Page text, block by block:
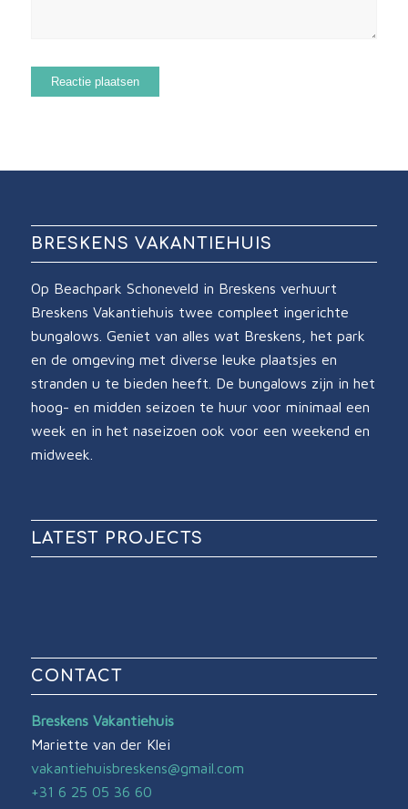
BRESKENS VAKANTIEHUIS
Op Beachpark Schoneveld in Breskens verhuurt
Breskens Vakantiehuis twee compleet ingerichte
bungalows. Geniet van alles wat Breskens, het park
en de omgeving met diverse leuke plaatsjes en
stranden u te bieden heeft. De bungalows zijn in het
hoog- en midden seizoen te huur voor minimaal een
week en in het naseizoen ook voor een weekend en
midweek.
LATEST PROJECTS
CONTACT
Breskens Vakantiehuis
Mariette van der Klei
vakantiehuisbreskens@gmail.com
+31 6 25 05 36 60